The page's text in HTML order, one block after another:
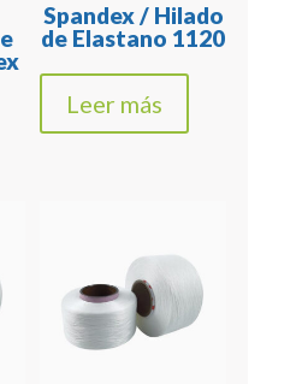
Spandex / Hilado
de Elastano 1120
Leer más